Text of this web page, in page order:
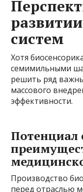
систем
Хотя
семимильными
решить ряд
массового
эффективности.
Потенциал
Производство
перед отраслью